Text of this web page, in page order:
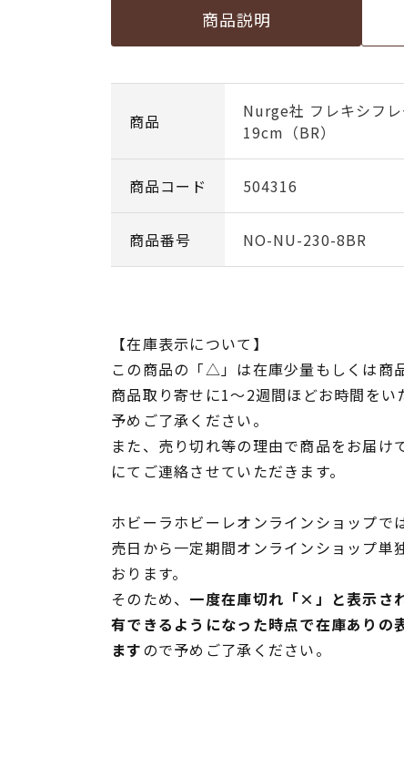
商品説明
商品
Nurge社 フレキシフ
19cm（BR）
商品コード 504316
商品番号 NO-NU-230-8BR
【在庫表示について】
この商品の「△」は在庫少量もしくは商
商品取り寄せに1～2週間ほどお時間を
予めご了承ください。
また、売り切れ等の理由で商品をお届け
にてご連絡させていただきます。
ホビーラホビーレオンラインショップで
売日から一定期間オンラインショップ単
おります。
そのため、 一度在庫切れ「×」と表示さ
有できるようになった時点で在庫ありの
ますので予めご了承ください。